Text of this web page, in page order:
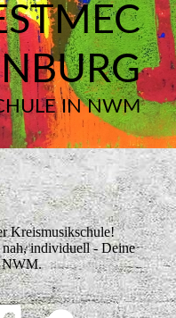
IN NWM
Kreismusikschule!
individuell - Deine
NWM.